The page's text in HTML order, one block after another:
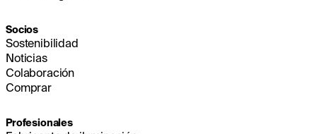
Socios
Sostenibilidad
Noticias
Colaboración
Comprar
Profesionales